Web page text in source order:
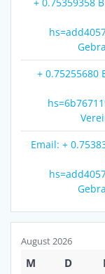
+ 0.75255680
Email: +
August 2026
M D